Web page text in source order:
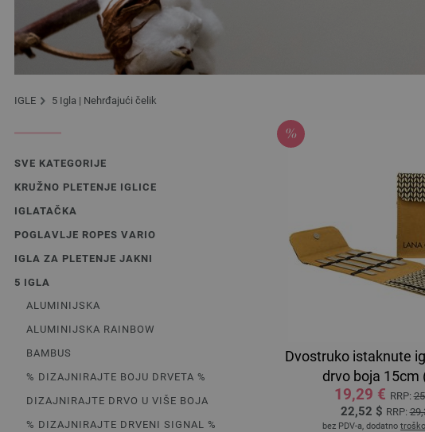
IGLE 5 Igla | Nehrđajući čelik
SVE KATEGORIJE
KRUŽNO PLETENJE IGLICE
IGLATAČKA
POGLAVLJE ROPES VARIO
IGLA ZA PLETENJE JAKNI
5 IGLA
ALUMINIJSKA
ALUMINIJSKA RAINBOW
BAMBUS
% DIZAJNIRAJTE BOJU DRVETA %
DIZAJNIRAJTE DRVO U VIŠE BOJA
% DIZAJNIRAJTE DRVENI SIGNAL %
Dvostruko istaknute
drvo boja 15cm
19,29 € RRP:
22,52 $ RRP:
bez PDV-a, dodatno